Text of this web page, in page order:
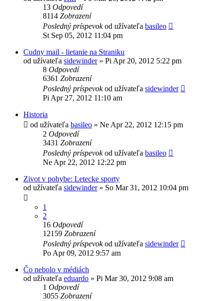
13 Odpovedí
8114 Zobrazení
Posledný príspevokod užívateľa basileo
St Sep 05, 2012 11:04 pm
Cudny mail - lietanie na Straniku
od užívateľa sidewinder» Pi Apr 20, 2012 5:22 pm
8 Odpovedí
6361 Zobrazení
Posledný príspevokod užívateľa sidewinder
Pi Apr 27, 2012 11:10 am
Historia
od užívateľa basileo » Ne Apr 22, 2012 12:15 pm
2 Odpovedí
3431 Zobrazení
Posledný príspevokod užívateľa basileo
Ne Apr 22, 2012 12:22 pm
Zivot v pohybe: Letecke sporty
od užívateľa sidewinder» So Mar 31, 2012 10:04 pm
1
2
16 Odpovedí
12159 Zobrazení
Posledný príspevokod užívateľa sidewinder
Po Apr 09, 2012 9:57 am
Čo nebolo v médiách
od užívateľa eduardo » Pi Mar 30, 2012 9:08 am
1 Odpovedí
3055 Zobrazení